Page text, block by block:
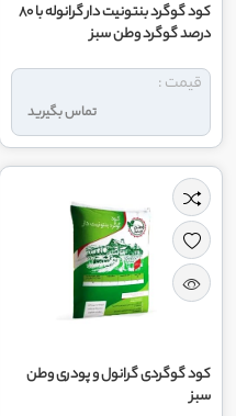
کود گوگرد بنتونیت دار گرانوله با 80
درصد گوگرد وطن سبز
تماس بگیرید
قیمت :
کود گوگردی گرانول و پودری وطن
سبز